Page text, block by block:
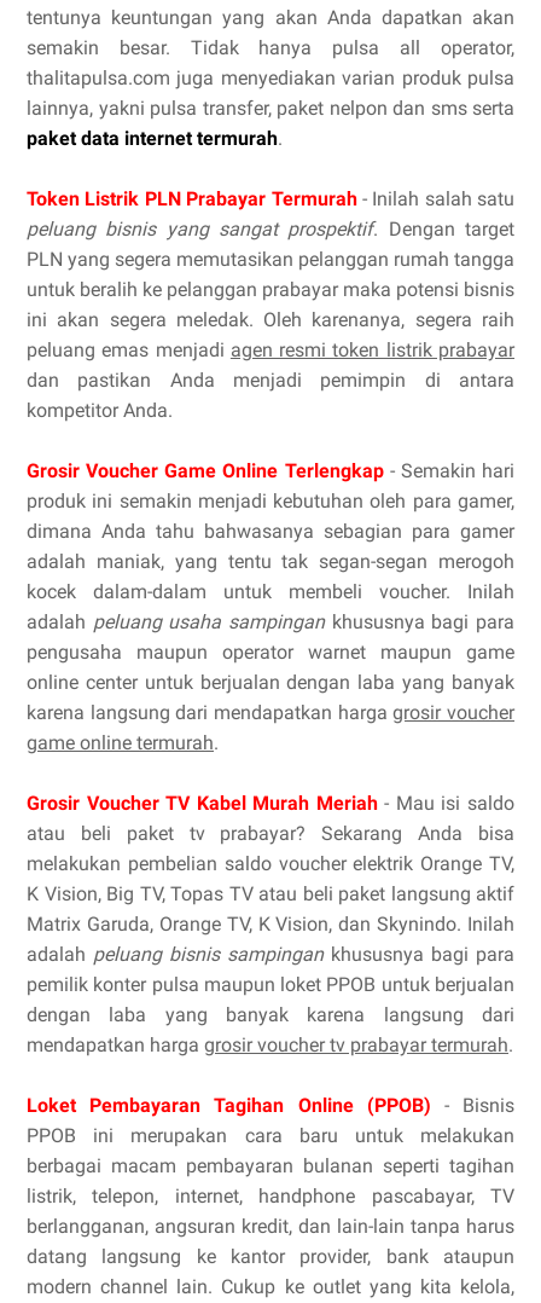
tentunya keuntungan yang akan Anda dapatkan akan
semakin besar. Tidak hanya pulsa all operator,
thalitapulsa.com juga menyediakan varian produk pulsa
lainnya, yakni pulsa transfer, paket nelpon dan sms serta
paket data internet termurah.
Token Listrik PLN Prabayar Termurah- Inilah salah satu
peluang bisnis yang sangat prospektif. Dengan target
PLN yang segera memutasikan pelanggan rumah tangga
untuk beralih ke pelanggan prabayar maka potensi bisnis
ini akan segera meledak. Oleh karenanya, segera raih
peluang emas menjadi agen resmi token listrik prabayar
dan pastikan Anda menjadi pemimpin di antara
kompetitor Anda.
Grosir Voucher Game Online Terlengkap- Semakin hari
produk ini semakin menjadi kebutuhan oleh para gamer,
dimana Anda tahu bahwasanya sebagian para gamer
adalah maniak, yang tentu tak segan-segan merogoh
kocek dalam-dalam untuk membeli voucher. Inilah
adalah peluang usaha sampingankhususnya bagi para
pengusaha maupun operator warnet maupun game
online center untuk berjualan dengan laba yang banyak
karena langsung dari mendapatkan hargagrosir voucher
game online termurah.
Grosir Voucher TV Kabel Murah Meriah- Mau isi saldo
atau beli paket tv prabayar? Sekarang Anda bisa
melakukan pembelian saldo voucher elektrik Orange TV,
K Vision, Big TV, Topas TV atau beli paket langsung aktif
Matrix Garuda, Orange TV, K Vision, dan Skynindo. Inilah
adalah peluang bisnis sampingankhususnya bagi para
pemilik konter pulsa maupun loket PPOB untuk berjualan
dengan laba yang banyak karena langsung dari
mendapatkan harga grosir voucher tv prabayar termurah.
Loket Pembayaran Tagihan Online (PPOB) - Bisnis
PPOB ini merupakan cara baru untuk melakukan
berbagai macam pembayaran bulanan seperti tagihan
listrik, telepon, internet, handphone pascabayar, TV
berlangganan, angsuran kredit, dan lain-lain tanpa harus
datang langsung ke kantor provider, bank ataupun
modern channel lain. Cukup ke outlet yang kita kelola,